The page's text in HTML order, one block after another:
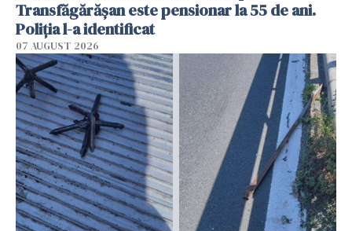
Transfăgărășan este pensionar la 55 de ani.
Poliția l-a identificat
07 AUGUST 2026